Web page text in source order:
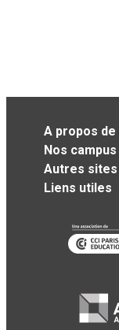
A propos de
Nos campus
Autres sites
Liens utiles